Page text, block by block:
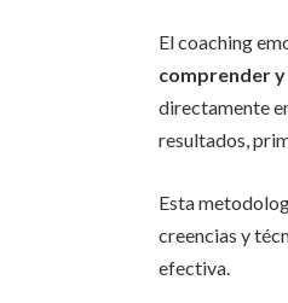
El coaching
comprender
directamente
resultados,
Esta
creencias y
efectiva.